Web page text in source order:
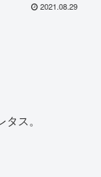
2021.08.29
ス。